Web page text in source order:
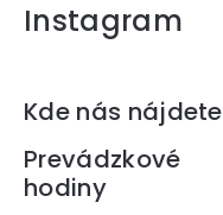
Instagram
Zápätie
Kde nás nájdete
Prevádzkové
hodiny